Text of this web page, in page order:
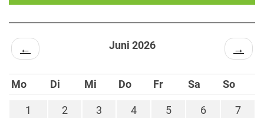
← Juni 2026 →
Mo Di Mi Do Fr Sa So
1 2 3 4 5 6
7